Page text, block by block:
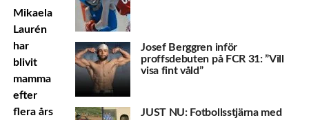
Mikaela
Laurén
har
blivit
mamma
efter
flera års
Josef Berggren inför
proffsdebuten på FCR 31: ”Vill
visa fint våld”
JUST NU: Fotbollsstjärna med